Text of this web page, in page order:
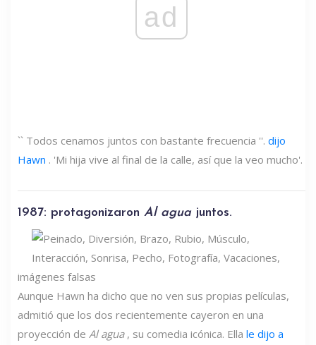
ad
`` Todos cenamos juntos con bastante frecuencia ''. dijo
Hawn . 'Mi hija vive al final de la calle, así que la veo mucho'.
1987: protagonizaron Al aguajuntos.
imágenes falsas
Aunque Hawn ha dicho que no ven sus propias películas,
admitió que los dos recientemente cayeron en una
proyección de Al agua, su comedia icónica. Ella le dijo a